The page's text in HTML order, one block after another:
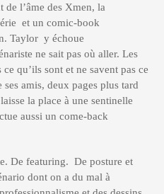
de l’âme des Xmen, la
et un comic-book
Taylor y échoue
ne sait pas où aller. Les
qu’ils sont et ne savent pas ce
amis, deux pages plus tard
la place à une sentinelle
aussi un come-back
De featuring. De posture et
dont on a du mal à